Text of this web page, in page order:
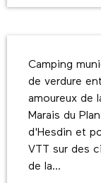
Camping
de verdure
amoureux de
Marais du
d'Hesdin et
VTT sur des
de la...